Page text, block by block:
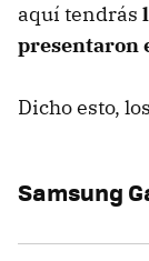
aquí tendrás
presentaron
Dicho esto,
Samsung